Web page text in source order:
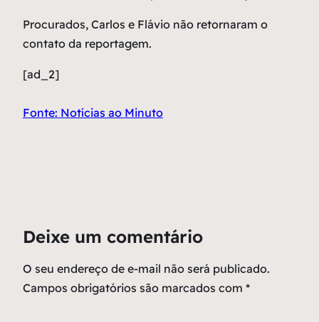
Procurados, Carlos e Flávio não retornaram o
contato da reportagem.
[ad_2]
Fonte: Notícias ao Minuto
Deixe um comentário
O seu endereço de e-mail não será publicado.
Campos obrigatórios são marcados com *